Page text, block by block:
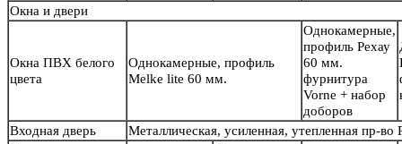
Окна и двери
Окна ПВХ белого
цвета
Однокамерные, профиль
Melke lite 60 мм.
Однокамерные,
профиль Рехау
60 мм.
фурнитура
Vorne + набор
доборов
Входная дверь
Металлическая, усиленная, утепленная пр-во